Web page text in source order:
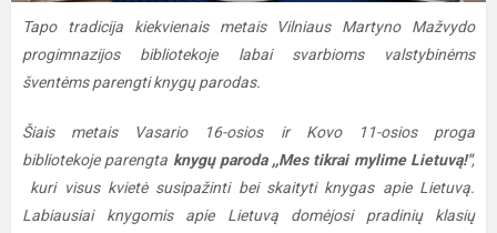
Tapo tradicija kiekvienais metais Vilniaus Martyno Mažvydo
progimnazijos bibliotekoje labai svarbioms valstybinėms
šventėms parengti knygų parodas.
Šiais metais Vasario 16-osios ir Kovo 11-osios proga
bibliotekoje parengta knygų paroda ,,Mes tikrai mylime Lietuvą!",
kuri visus kvietė susipažinti bei skaityti knygas apie Lietuvą.
Labiausiai knygomis apie Lietuvą domėjosi pradinių klasių